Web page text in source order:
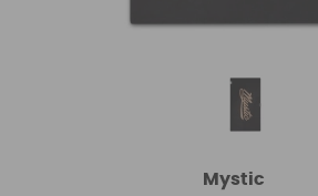
Mystic